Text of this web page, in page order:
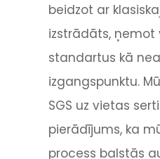
beidzot ar
izstrādāts, ņemot
standartus kā
izgangspunktu.
SGS uz vietas
pierādījums, ka
process balstās